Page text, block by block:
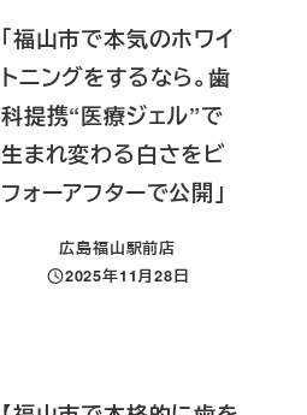
「福山市で本気のホワイ
トニングをするなら。歯
科提携“医療ジェル”で
生まれ変わる白さをビ
フォーアフターで公開」
広島福山駅前店
投稿日
2025年11月28日